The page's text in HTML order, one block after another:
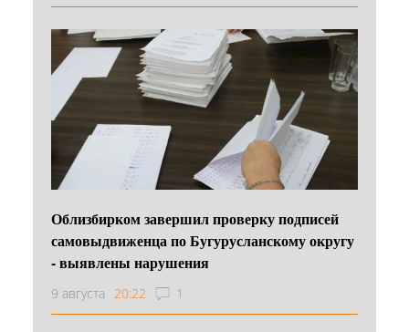
Облизбирком завершил проверку подписей
самовыдвиженца по Бугурусланскому округу
- выявлены нарушения
9 августа 20:22 1